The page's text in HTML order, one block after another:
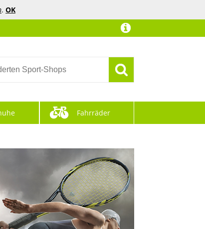
. OK
Fahrräder